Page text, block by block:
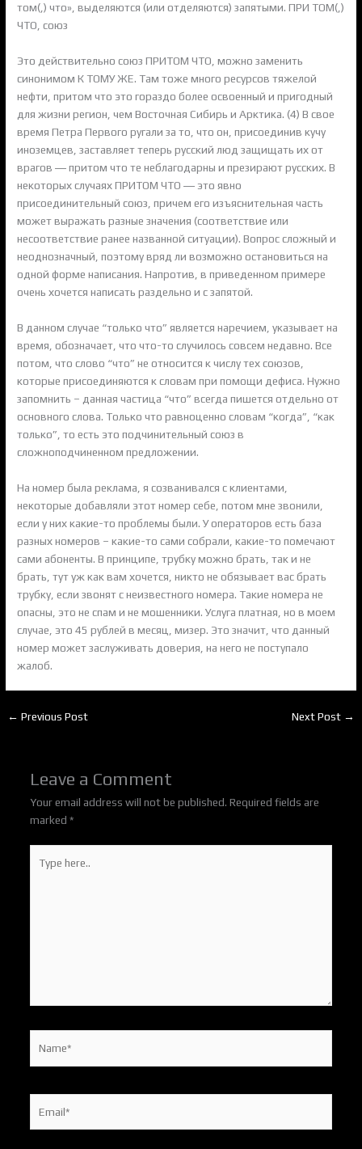
том(,) что», выделяются (или отделяются) запятыми. ПРИ ТОМ(,)
ЧТО, союз
Это действительно союз ПРИТОМ ЧТО, можно заменить
синонимом К ТОМУ ЖЕ. Там тоже много ресурсов тяжелой
нефти, притом что это гораздо более освоенный и пригодный
для жизни регион, чем Восточная Сибирь и Арктика. (4) В свое
время Петра Первого ругали за то, что он, присоединив кучу
иноземцев, заставляет теперь русский люд защищать их от
врагов ― притом что те неблагодарны и презирают русских. В
некоторых случаях ПРИТОМ ЧТО ― это явно
присоединительный союз, причем его изъяснительная часть
может выражать разные значения (соответствие или
несоответствие ранее названной ситуации). Вопрос сложный и
неоднозначный, поэтому вряд ли возможно остановиться на
одной форме написания. Напротив, в приведенном примере
очень хочется написать раздельно и с запятой.
В данном случае “только что” является наречием, указывает на
время, обозначает, что что-то случилось совсем недавно. Все
потом, что слово “что” не относится к числу тех союзов,
которые присоединяются к словам при помощи дефиса. Нужно
запомнить – данная частица “что” всегда пишется отдельно от
основного слова. Только что равноценно словам “когда”, “как
только”, то есть это подчинительный союз в
сложноподчиненном предложении.
На номер была реклама, я созванивался с клиентами,
некоторые добавляли этот номер себе, потом мне звонили,
если у них какие-то проблемы были. У операторов есть база
разных номеров – какие-то сами собрали, какие-то помечают
сами абоненты. В принципе, трубку можно брать, так и не
брать, тут уж как вам хочется, никто не обязывает вас брать
трубку, если звонят с неизвестного номера. Такие номера не
опасны, это не спам и не мошенники. Услуга платная, но в моем
случае, это 45 рублей в месяц, мизер. Это значит, что данный
номер может заслуживать доверия, на него не поступало
жалоб.
← Previous Post Next Post →
Leave a Comment
Your email address will not be published. Required fields are
marked *
here..